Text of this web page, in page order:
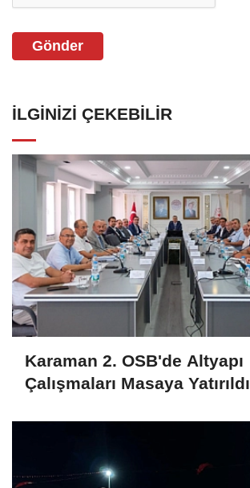
Gönder
İLGINIZI ÇEKEBILIR
Karaman 2. OSB'de Altyapı
Çalışmaları Masaya Yatırıldı